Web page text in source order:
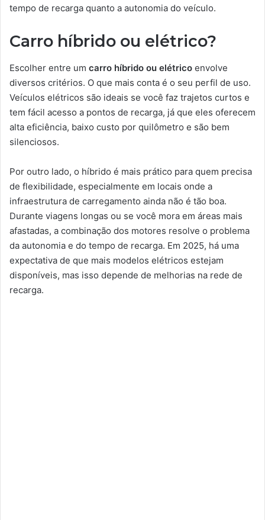
tempo de recarga quanto a autonomia do veículo.
Carro híbrido ou elétrico?
Escolher entre um carro híbrido ou elétrico envolve
diversos critérios. O que mais conta é o seu perfil de uso.
Veículos elétricos são ideais se você faz trajetos curtos e
tem fácil acesso a pontos de recarga, já que eles oferecem
alta eficiência, baixo custo por quilômetro e são bem
silenciosos.
Por outro lado, o híbrido é mais prático para quem precisa
de flexibilidade, especialmente em locais onde a
infraestrutura de carregamento ainda não é tão boa.
Durante viagens longas ou se você mora em áreas mais
afastadas, a combinação dos motores resolve o problema
da autonomia e do tempo de recarga. Em 2025, há uma
expectativa de que mais modelos elétricos estejam
disponíveis, mas isso depende de melhorias na rede de
recarga.